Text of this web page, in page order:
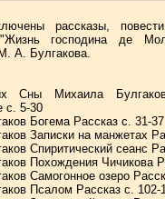
рассказы,
господина де
А. Булгакова.
Сны Михаила
c. 5-30
Богема Рассказ c. 31-37
Записки на манжетах
Спиритический сеанс
Похождения Чичикова
Самогонное озеро
Псалом Рассказ c. 102-